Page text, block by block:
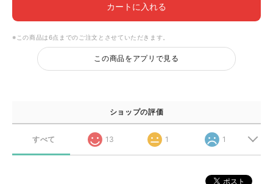
カートに入れる
※この商品は6点までのご注文とさせていただきます。
この商品をアプリで見る
ショップの評価
すべて 13 1 1